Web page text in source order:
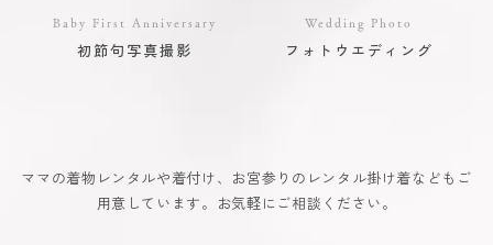
Baby First Anniversary
初節句写真撮影
Wedding Photo
フォトウエディング
ママの着物レンタルや着付け、お宮参りのレンタル掛け着などもご
用意しています。お気軽にご相談ください。